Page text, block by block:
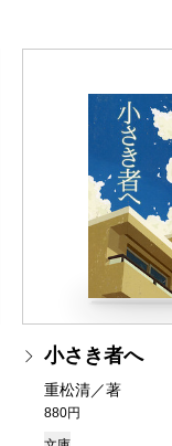
小さき者へ
重松清／著
880円